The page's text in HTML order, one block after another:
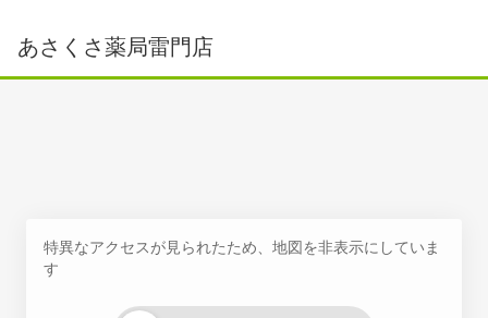
あさくさ薬局雷門店
特異なアクセスが見られたため、地図を非表示にしていま
す